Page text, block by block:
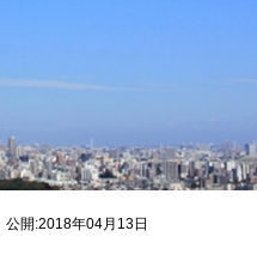
公開:2018年04月13日